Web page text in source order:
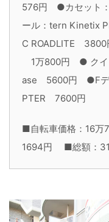
576円 ●カセット
ール：tern Kinetix
C ROADLITE
1万800円 ● クイ
ase 5600円 ●Fデ
PTER 7600円
■自転車価格：16
1694円 ■総額：31